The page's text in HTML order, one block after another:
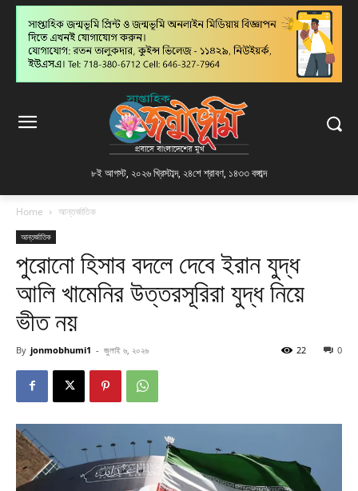
৮ই আগস্ট, ২০২৬ খ্রিস্টাব্দ, ২৪শে শ্রাবণ, ১৪৩৩ বঙ্গাব্দ
Home আন্তর্জাতিক
আন্তর্জাতিক
পুরোনো হিসাব বদলে দেবে ইরান যুদ্ধ
আলি খামেনির উত্তরসূরিরা যুদ্ধ নিয়ে
ভীত নয়
By jonmobhumi1 - জুলাই ৬, ২০২৬ 0
22